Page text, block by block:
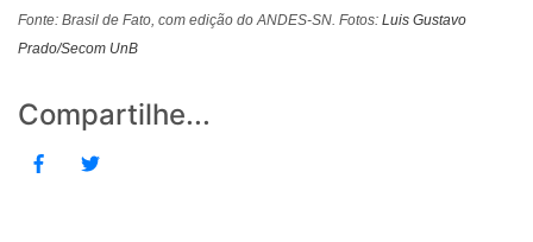
Fonte: Brasil de Fato, com edição do ANDES-SN. Fotos: Luis Gustavo
Prado/Secom UnB
Compartilhe...